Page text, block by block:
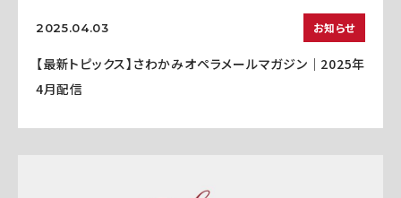
2025.04.03 お知らせ
【最新トピックス】さわかみオペラメールマガジン｜2025年
4月配信